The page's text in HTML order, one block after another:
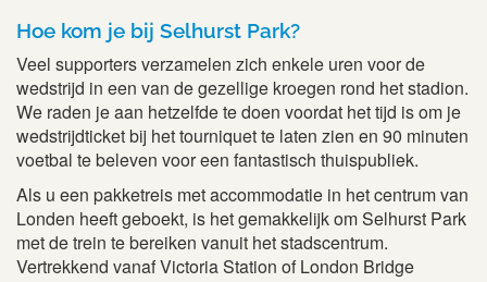
Hoe kom je bij Selhurst Park?
Veel supporters verzamelen zich enkele uren voor de
wedstrijd in een van de gezellige kroegen rond het stadion.
We raden je aan hetzelfde te doen voordat het tijd is om je
wedstrijdticket bij het tourniquet te laten zien en 90 minuten
voetbal te beleven voor een fantastisch thuispubliek.
Als u een pakketreis met accommodatie in het centrum van
Londen heeft geboekt, is het gemakkelijk om Selhurst Park
met de trein te bereiken vanuit het stadscentrum.
Vertrekkend vanaf Victoria Station of London Bridge